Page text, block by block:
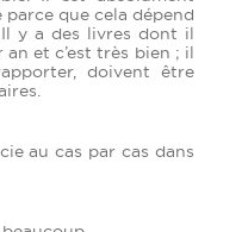
que cela dépend
Il y a des livres dont il
et c’est très bien ; il
doivent être
au cas par cas dans